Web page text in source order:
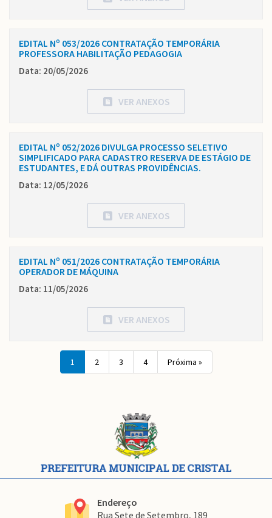
EDITAL Nº 053/2026 CONTRATAÇÃO TEMPORÁRIA
PROFESSORA HABILITAÇÃO PEDAGOGIA
Data: 20/05/2026
VER ANEXOS
EDITAL Nº 052/2026 DIVULGA PROCESSO SELETIVO
SIMPLIFICADO PARA CADASTRO RESERVA DE ESTÁGIO DE
ESTUDANTES, E DÁ OUTRAS PROVIDÊNCIAS.
Data: 12/05/2026
VER ANEXOS
EDITAL Nº 051/2026 CONTRATAÇÃO TEMPORÁRIA
OPERADOR DE MÁQUINA
Data: 11/05/2026
VER ANEXOS
1 2 3 4 Próxima »
Conteúdo
Rodapé
Endereço
Rua Sete de Setembro, 189